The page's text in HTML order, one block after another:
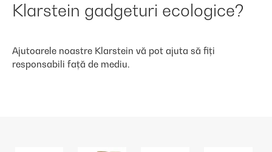
Klarstein gadgeturi ecologice?
Ajutoarele noastre Klarstein vă pot ajuta să fiți
responsabili față de mediu.